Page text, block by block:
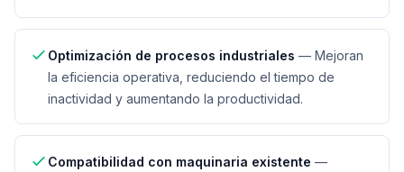
Optimización de procesos industriales — Mejoran
la eficiencia operativa, reduciendo el tiempo de
inactividad y aumentando la productividad.
Compatibilidad con maquinaria existente —